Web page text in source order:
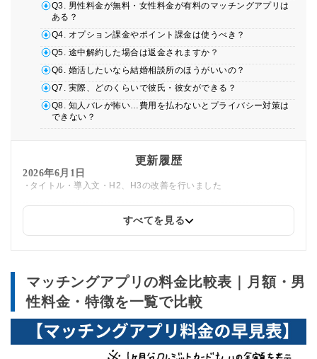
Q3. 男性料金が無料・女性料金が有料のマッチングアプリは
ある？
Q4. オプション課金やポイント課金は使うべき？
Q5. 途中解約した場合は返金されますか？
Q6. 婚活したいなら結婚相談所のほうがいいの？
Q7. 実際、どのくらいで彼氏・彼女ができる？
Q8. 知人バレが怖い…費用を払わないとプライバシー対策は
できない？
更新履歴
2026年6月1日
タイトル・導入文・H2、H3の改善を行いました
タップルのキャンペーン情報を追加しました
ペアーズの累計会員数を2,000万人→2,500万人に変更
withの料金を3,960円→4,160円に変更
ユーブライドの料金を4,300円→5,000円に変更
2025年11月12日
マッチングアプリ「tokimeco」の情報を追加しました。
すべてを見る
マッチングアプリの料金比較表｜月額・男
性料金・特徴を一覧で比較